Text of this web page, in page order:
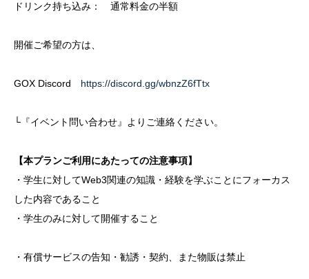
ドリンク持ち込み： 通常料金の半額
開催ご希望の方は、
GOX Discord https://discord.gg/wbnzZ6fTtx
└『イベント問い合わせ』よりご連絡ください。
【本プランご利用にあたっての注意事項】
・学生に対してWeb3関連の知識・経験を学ぶことにフォーカス
した内容であること
・学生のみに対して開催すること
・有償サービスの告知・勧誘・契約、また物販は禁止